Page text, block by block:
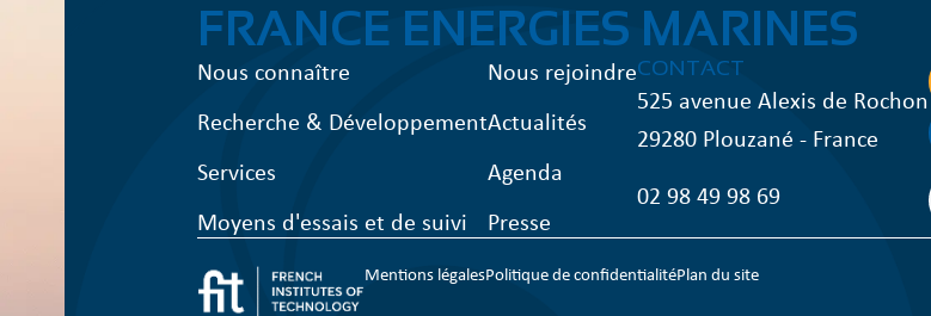
FRANCE ENERGIES MARINES
Nous connaître
Recherche & Développement
Services
Moyens d'essais et de suivi
Nous rejoindre
Actualités
Agenda
Presse
CONTACT
525 avenue Alexis de Rochon
29280 Plouzané - France
02 98 49 98 69
Mentions légalesPolitique de confidentialitéPlan du site